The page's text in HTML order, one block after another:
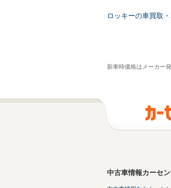
ロッキーの車買取
新車時価格はメーカー
中古車情報カーセ